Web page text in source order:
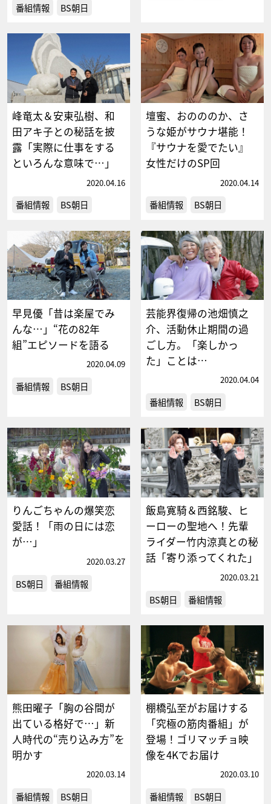
番組情報 BS朝日
峰竜太＆安東弘樹、和
田アキ子との秘話を披
露「実際に仕事をする
といろんな意味で…」
2020.04.16
番組情報 BS朝日
壇蜜、おのののか、さ
うな姫がサウナ堪能！
『サウナを愛でたい』
女性だけのSP回
2020.04.14
番組情報 BS朝日
早見優「昔は楽屋でみ
んな…」“花の82年
組”エピソードを語る
2020.04.09
番組情報 BS朝日
芸能界復帰の池畑慎之
介、活動休止期間の過
ごし方。「楽しかっ
た」ことは…
2020.04.04
番組情報 BS朝日
りんごちゃんの爆笑恋
愛話！「雨の日には恋
が…」
2020.03.27
BS朝日 番組情報
飯島寛騎＆西銘駿、ヒ
ーローの聖地へ！先輩
ライダー竹内涼真との秘
話「寄り添ってくれた」
2020.03.21
BS朝日 番組情報
熊田曜子「胸の谷間が
出ている格好で…」新
人時代の“売り込み方”を
明かす
2020.03.14
番組情報 BS朝日
棚橋弘至がお届けする
「究極の筋肉番組」が
登場！ゴリマッチョ映
像を4Kでお届け
2020.03.10
番組情報 BS朝日